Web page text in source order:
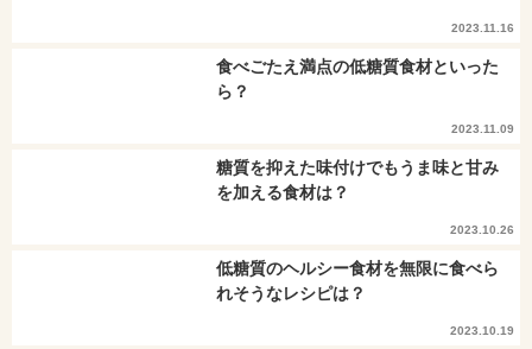
2023.11.16
食べごたえ満点の低糖質食材といった
ら？
2023.11.09
糖質を抑えた味付けでもうま味と甘み
を加える食材は？
2023.10.26
低糖質のヘルシー食材を無限に食べら
れそうなレシピは？
2023.10.19